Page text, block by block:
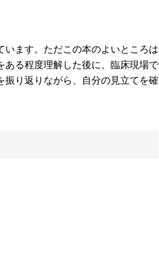
ます。ただこの本のよいところは
る程度理解した後に、臨床現場で
り返りながら、自分の見立てを確